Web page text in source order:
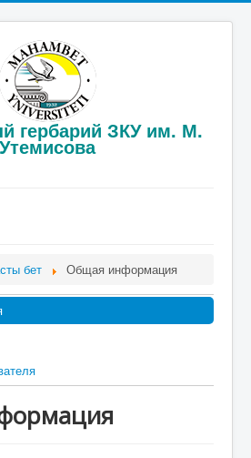
гербарий ЗКУ им. М.
Утемисова
бет Общая информация